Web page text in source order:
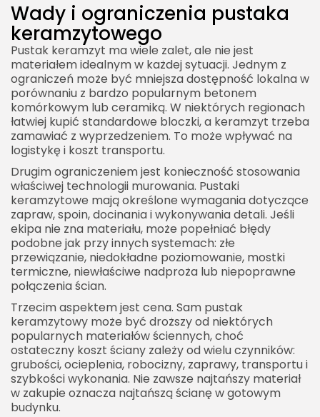
Wady i ograniczenia pustaka
keramzytowego
Pustak keramzyt ma wiele zalet, ale nie jest
materiałem idealnym w każdej sytuacji. Jednym z
ograniczeń może być mniejsza dostępność lokalna w
porównaniu z bardzo popularnym betonem
komórkowym lub ceramiką. W niektórych regionach
łatwiej kupić standardowe bloczki, a keramzyt trzeba
zamawiać z wyprzedzeniem. To może wpływać na
logistykę i koszt transportu.
Drugim ograniczeniem jest konieczność stosowania
właściwej technologii murowania. Pustaki
keramzytowe mają określone wymagania dotyczące
zapraw, spoin, docinania i wykonywania detali. Jeśli
ekipa nie zna materiału, może popełniać błędy
podobne jak przy innych systemach: złe
przewiązanie, niedokładne poziomowanie, mostki
termiczne, niewłaściwe nadproża lub niepoprawne
połączenia ścian.
Trzecim aspektem jest cena. Sam pustak
keramzytowy może być droższy od niektórych
popularnych materiałów ściennych, choć
ostateczny koszt ściany zależy od wielu czynników:
grubości, ocieplenia, robocizny, zaprawy, transportu i
szybkości wykonania. Nie zawsze najtańszy materiał
w zakupie oznacza najtańszą ścianę w gotowym
budynku.